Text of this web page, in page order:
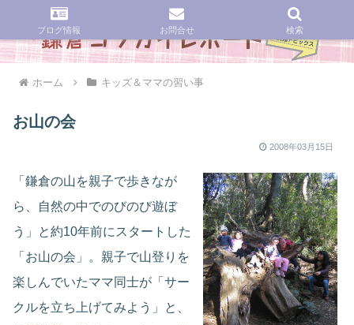
ホーム キッズ＆ママの習い事
お山の会
2008年03月15日
「鎌倉の山を親子で歩きなが
ら、自然の中でのびのび遊ぼ
う」と約10年前にスタートした
「お山の会」。親子で山登りを
楽しんでいたママ同士が「サー
クルを立ち上げてみよう」と、
ブログ情報 お問合せ 検索